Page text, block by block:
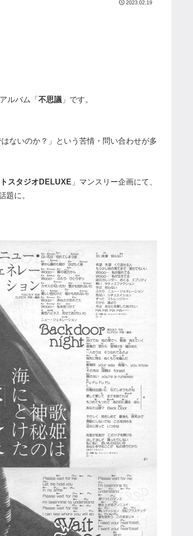
2023.02.19
ルバム「 不思議 」です。
ないのか？」という苦情・問い合わせが多
スタジオDELUXE 」マンスリー企画にて、
題に。